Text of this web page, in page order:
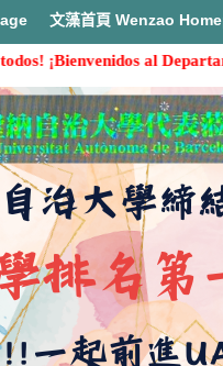
文藻首頁 Wenzao
¡Bienvenidos al